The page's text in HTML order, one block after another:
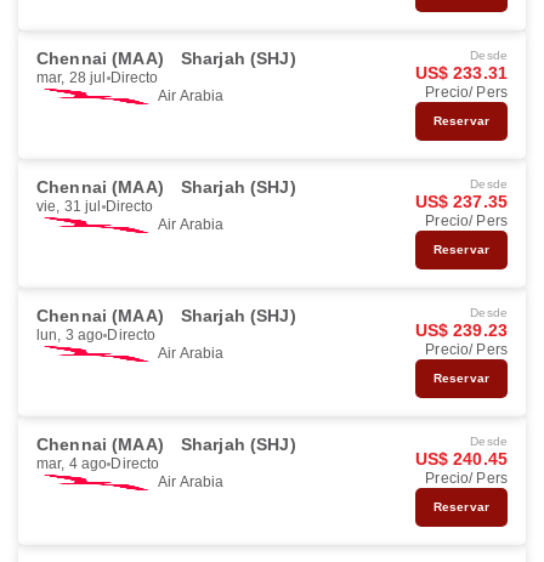
Chennai (MAA) Sharjah (SHJ)
mar, 28 jul Directo
Air Arabia
Desde
US$ 233.31
Precio/ Pers
Reservar
Chennai (MAA) Sharjah (SHJ)
vie, 31 jul Directo
Air Arabia
Desde
US$ 237.35
Precio/ Pers
Reservar
Chennai (MAA) Sharjah (SHJ)
lun, 3 ago Directo
Air Arabia
Desde
US$ 239.23
Precio/ Pers
Reservar
Chennai (MAA) Sharjah (SHJ)
mar, 4 ago Directo
Air Arabia
Desde
US$ 240.45
Precio/ Pers
Reservar